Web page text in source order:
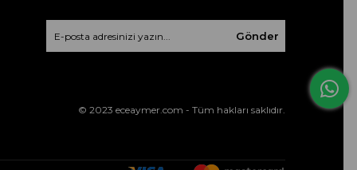
Gönder
© 2023 eceaymer.com - Tüm hakları saklıdır.